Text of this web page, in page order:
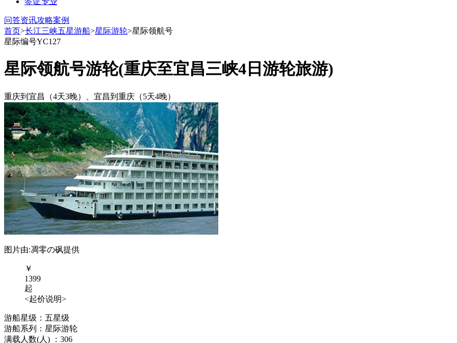
问答资讯攻略案例
首页>长江三峡五星游船>星际游轮>星际领航号
星际编号YC127
星际领航号游轮(重庆至宜昌三峡4日游轮旅游)
重庆到宜昌（4天3晚）、宜昌到重庆（5天4晚）
图片由:凋零の砜提供
￥
1399
起
<起价说明>
游船星级：五星级
游船系列：星际游轮
满载人数(人) ：306